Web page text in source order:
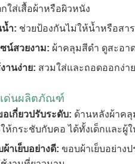
ใส่เสื้อผ้าหรือผิวหนัง
น้ำ: ช่วยป้องกันไม่ให้น้ำหรือสา
ซน์สวยงาม: ผ้าคลุมสีดำ ดูสะอา
านง่าย: สวมใส่และถอดออกง่า
เด่นผลิตภัณฑ์
อเกี่ยวปรับระดับ: ด้านหลังผ้าคลุ
ให้กระชับกับคอ ได้ทั้งเด็กและผู้
ผ้าเย็บอย่างดี: ขอบผ้าเย็บอย่าง